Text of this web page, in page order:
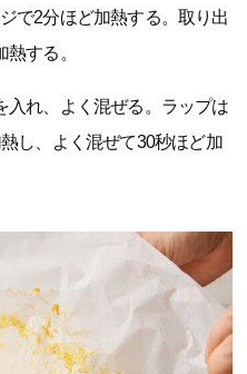
で2分ほど加熱する。取り出
する。
れ、よく混ぜる。ラップは
し、よく混ぜて30秒ほど加